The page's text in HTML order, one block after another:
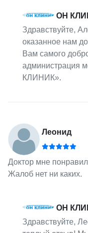
ОН
Здравствуйте,
оказанное нам
Вам самого
администрация
КЛИНИК».
Леонид
Доктор мне
Жалоб нет ни каких.
ОН
Здравствуйте,